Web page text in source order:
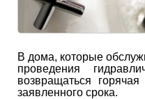
В дома, которые
проведения
возвращаться
заявленного срока.